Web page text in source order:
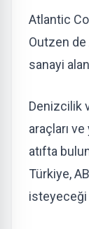
Atlantic
Outzen de
sanayi
Denizcilik
araçları
atıfta
Türkiye,
isteyeceği